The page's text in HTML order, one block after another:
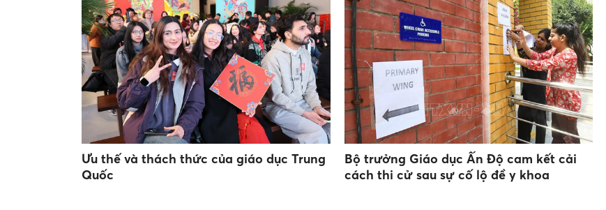
Ưu thế và thách thức của giáo dục Trung
Quốc
Bộ trưởng Giáo dục Ấn Độ cam kết cải
cách thi cử sau sự cố lộ đề y khoa